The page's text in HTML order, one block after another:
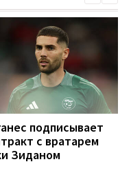
подписывает
с вратарем
Зиданом